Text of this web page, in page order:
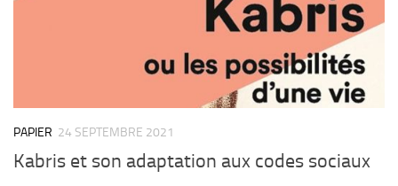
PAPIER 24 SEPTEMBRE 2021
Kabris et son adaptation aux codes sociaux